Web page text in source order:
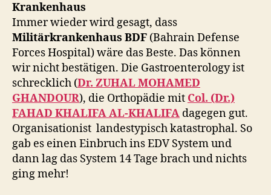
Krankenhaus
Immer wieder wird gesagt, dass
Militärkrankenhaus BDF (Bahrain Defense
Forces Hospital) wäre das Beste. Das können
wir nicht bestätigen. Die Gastroenterology ist
schrecklich (Dr. ZUHAL MOHAMED
GHANDOUR), die Orthopädie mit Col. (Dr.)
FAHAD KHALIFA AL-KHALIFA dagegen gut.
Organisationist landestypisch katastrophal. So
gab es einen Einbruch ins EDV System und
dann lag das System 14 Tage brach und nichts
ging mehr!